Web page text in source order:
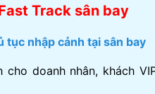
Track sân bay
tục nhập cảnh tại sân bay
doanh nhân, khách
Hoang Quan Ho
12/06/2026